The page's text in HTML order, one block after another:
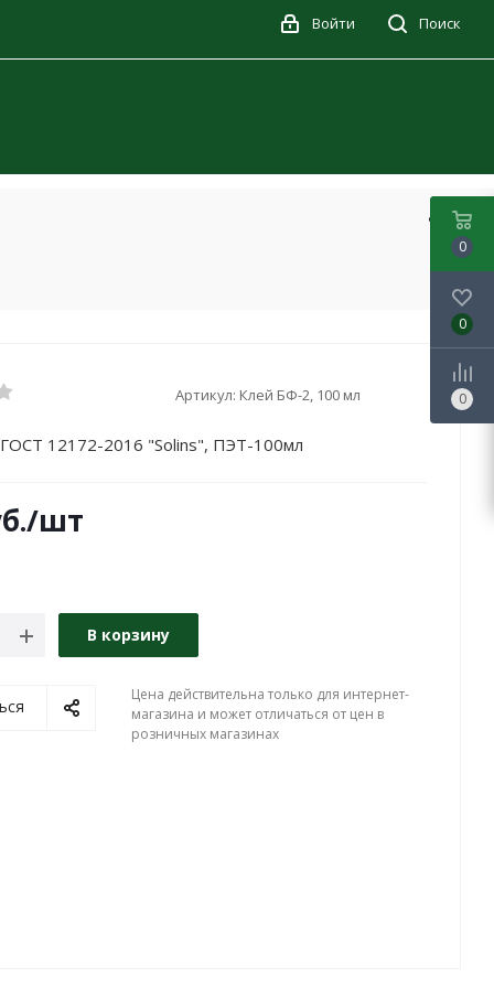
Поиск
Войти
Артикул: Клей БФ-2, 100 мл
12172-2016 "Solins", ПЭТ-100мл
/шт
В корзину
Цена действительна только для интернет-
магазина и может отличаться от цен в
розничных магазинах
0
0
0